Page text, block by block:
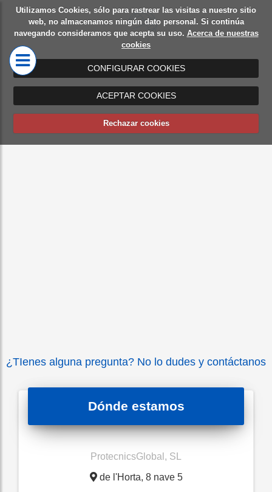
Utilizamos Cookies, sólo para rastrear las visitas a nuestro sitio
web, no almacenamos ningún dato personal. Si continúa
navegando consideramos que acepta su uso. Acerca de nuestras
cookies
CONFIGURAR COOKIES
ACEPTAR COOKIES
Rechazar cookies
Diseño
de
oficinas
Mamparas
de oficina
¿TIenes alguna pregunta? No lo dudes y contáctanos
Dónde estamos
ProtecnicsGlobal, SL
de l'Horta, 8 nave 5